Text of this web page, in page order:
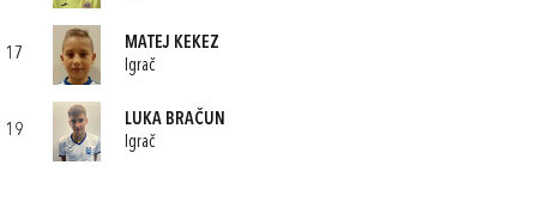
17
MATEJ KEKEZ
Igrač
19
LUKA BRAČUN
Igrač